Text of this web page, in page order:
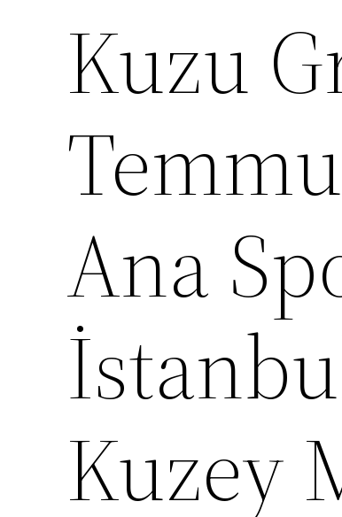
Kuzu
Ana
Kuzey